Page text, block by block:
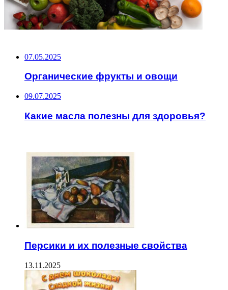
07.05.2025
Органические фрукты и овощи
09.07.2025
Какие масла полезны для здоровья?
Персики и их полезные свойства
13.11.2025